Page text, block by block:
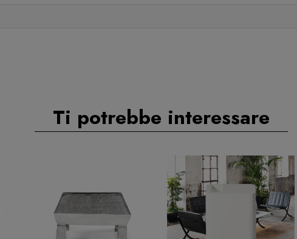
Ti potrebbe interessare